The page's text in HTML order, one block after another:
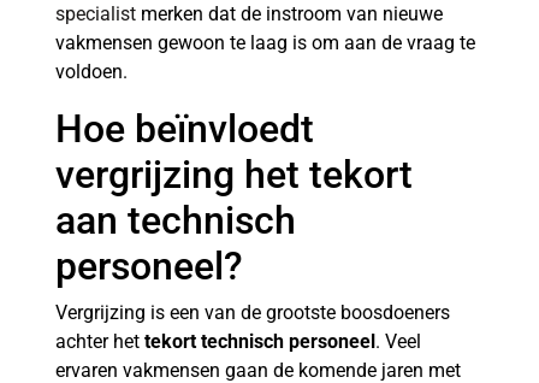
specialist merken dat de instroom van nieuwe
vakmensen gewoon te laag is om aan de vraag te
voldoen.
Hoe beïnvloedt
vergrijzing het tekort
aan technisch
personeel?
Vergrijzing is een van de grootste boosdoeners
achter het tekort technisch personeel. Veel
ervaren vakmensen gaan de komende jaren met